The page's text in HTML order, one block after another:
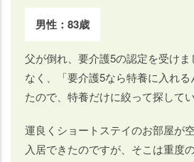
男性：83歳
父が倒れ、要介護5の認定を受け
なく、「要介護5なら特養に入れ
たので、特養だけに絞って探してい
運良くショートステイのお部屋が
入居できたのですが、そこは重度